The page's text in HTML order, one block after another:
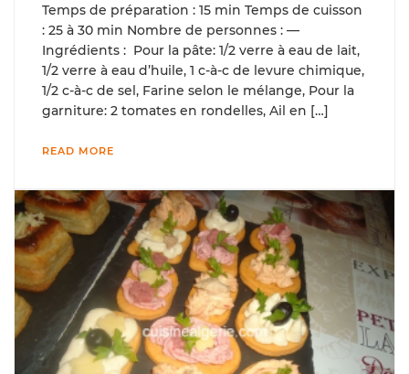
Temps de préparation : 15 min Temps de cuisson
: 25 à 30 min Nombre de personnes : —
Ingrédients : Pour la pâte: 1/2 verre à eau de lait,
1/2 verre à eau d’huile, 1 c-à-c de levure chimique,
1/2 c-à-c de sel, Farine selon le mélange, Pour la
garniture: 2 tomates en rondelles, Ail en […]
READ MORE